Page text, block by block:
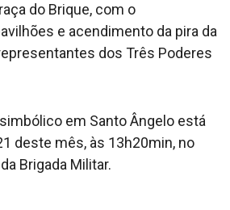
do Brique, com o
e acendimento da pira da
dos Três Poderes
em Santo Ângelo está
deste mês, às 13h20min, no
Brigada Militar.